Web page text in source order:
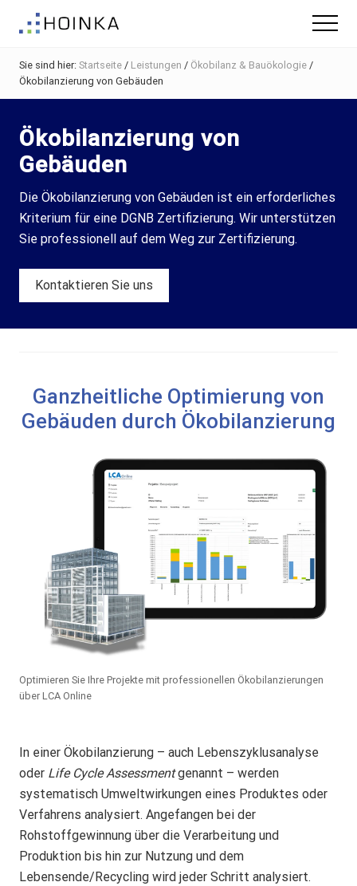
content
Hauptsidebar
Fußzeile
nachhaltig
Planen
Building
Menu
Sie sind hier: Startseite / Leistungen / Ökobilanz & Bauökologie /
Ökobilanzierung von Gebäuden
Ökobilanzierung von
Gebäuden
Die Ökobilanzierung von Gebäuden ist ein erforderliches
Kriterium für eine DGNB Zertifizierung. Wir unterstützen
Sie professionell auf dem Weg zur Zertifizierung.
Kontaktieren Sie uns
Ganzheitliche Optimierung von
Gebäuden durch Ökobilanzierung
Optimieren Sie Ihre Projekte mit professionellen Ökobilanzierungen
über LCA Online
In einer Ökobilanzierung – auch Lebenszyklusanalyse
oder Life Cycle Assessmentgenannt – werden
systematisch Umweltwirkungen eines Produktes oder
Verfahrens analysiert. Angefangen bei der
Rohstoffgewinnung über die Verarbeitung und
Produktion bis hin zur Nutzung und dem
Lebensende/Recycling wird jeder Schritt analysiert.